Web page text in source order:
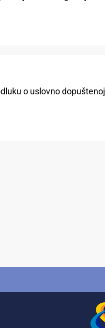
o uslovno dopuštenoj